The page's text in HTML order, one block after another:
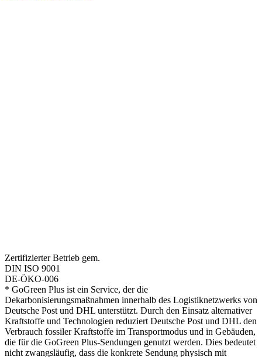
Zertifizierter Betrieb gem.
DIN ISO 9001
DE-ÖKO-006
* GoGreen Plus ist ein Service, der die
Dekarbonisierungsmaßnahmen innerhalb des Logistiknetzwerks von
Deutsche Post und DHL unterstützt. Durch den Einsatz alternativer
Kraftstoffe und Technologien reduziert Deutsche Post und DHL den
Verbrauch fossiler Kraftstoffe im Transportmodus und in Gebäuden,
die für die GoGreen Plus-Sendungen genutzt werden. Dies bedeutet
nicht zwangsläufig, dass die konkrete Sendung physisch mit